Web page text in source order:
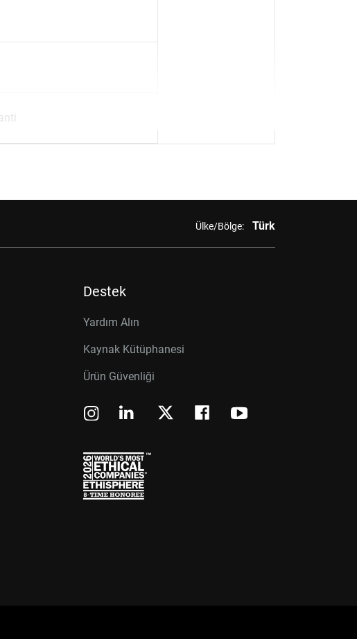
Ülke/Bölge: Türk
Destek
Yardım Alın
Kaynak Kütüphanesi
Ürün Güvenliği